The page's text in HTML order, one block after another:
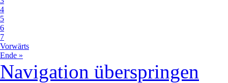
4
5
6
7
Vorwärts
Ende »
Navigation überspringen